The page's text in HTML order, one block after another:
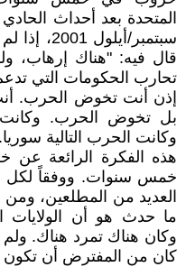
سبتمبر/
قال فيه: "هناك إرهاب،
تحارب الحكومات التي
إذن أنت تخوض الحرب.
بل تخوض الحرب. وكانت
وكانت الحرب التالية
هذه الفكرة الرائعة
خمس سنوات. ووفقاً لكل
العديد من المطلعين، ومن
ما حدث هو أن الولايات
وكان هناك تمرد هناك. ولم
كان من المفترض أن تكون